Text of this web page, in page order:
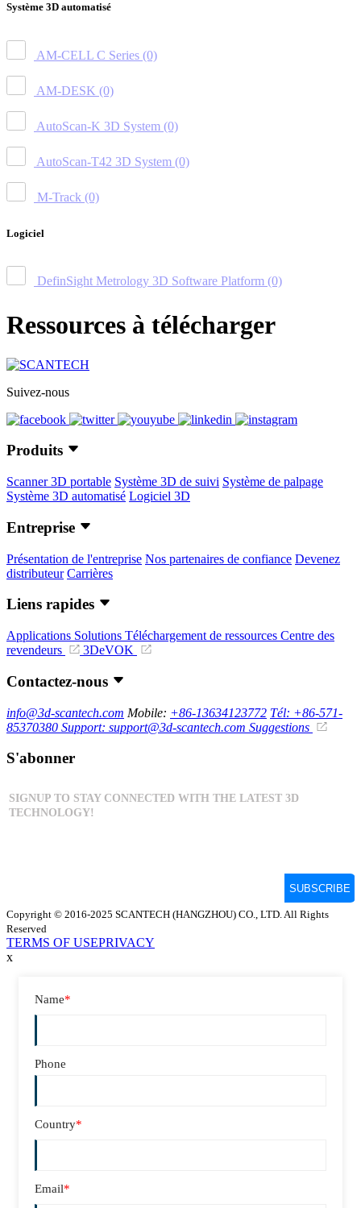
Système 3D automatisé
AM-CELL C Series (0)
AM-DESK (0)
AutoScan-K 3D System (0)
AutoScan-T42 3D System (0)
M-Track (0)
Logiciel
DefinSight Metrology 3D Software Platform (0)
Ressources à télécharger
Suivez-nous
Produits
Scanner 3D portable Système 3D de suivi Système de palpage
Système 3D automatisé Logiciel 3D
Entreprise
Présentation de l'entreprise Nos partenaires de confiance Devenez
distributeur Carrières
Liens rapides
Applications Solutions Téléchargement de ressources Centre des
revendeurs
3DeVOK
Contactez-nous
info@3d-scantech.com Mobile: +86-13634123772 Tél: +86-571-
85370380 Support: support@3d-scantech.com Suggestions
S'abonner
Copyright © 2016-2025 SCANTECH (HANGZHOU) CO., LTD. All Rights
Reserved
TERMS OF USEPRIVACY
x
Name*
Phone
Country*
Email*